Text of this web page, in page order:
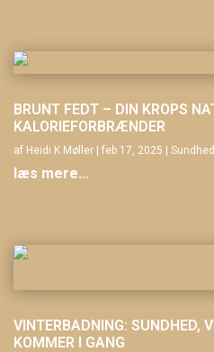
BRUNT FEDT – DIN KROPS
KALORIEFORBRÆNDER
af Heidi K Møller feb 17, 2025 Sundhed
læs mere...
VINTERBADNING: SUNDHED,
KOMMER I GANG